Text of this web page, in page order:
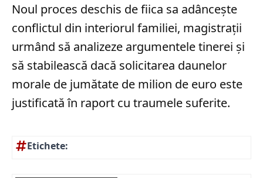
Noul proces deschis de fiica sa adâncește
conflictul din interiorul familiei, magistrații
urmând să analizeze argumentele tinerei și
să stabilească dacă solicitarea daunelor
morale de jumătate de milion de euro este
justificată în raport cu traumele suferite.
Etichete: